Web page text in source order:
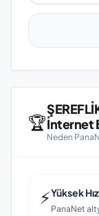
🏆İnternet
Neden
⚡Yüksek
PanaNet